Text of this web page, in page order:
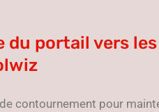
portail vers
contournement pour